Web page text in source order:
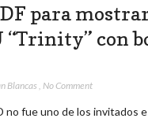
para mostrar
“Trinity” con
Blancas No Comment
no fue uno de los invitados